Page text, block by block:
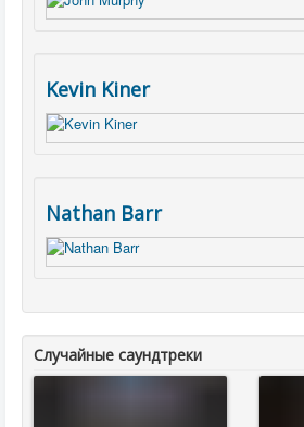
Kevin Kiner
Nathan Barr
Случайные саундтреки